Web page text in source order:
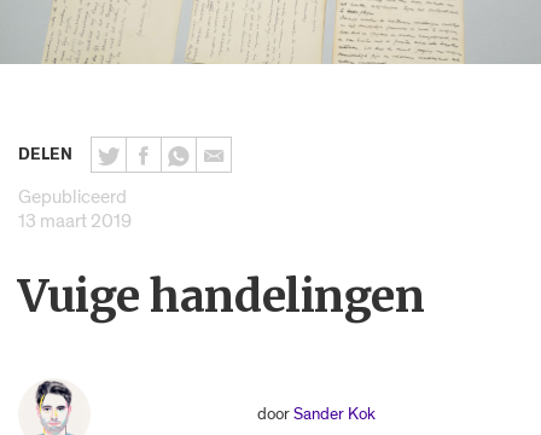
DELEN
Gepubliceerd
13 maart 2019
Vuige handelingen
doorSander Kok